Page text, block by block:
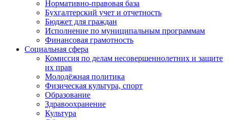
Нормативно-правовая база
Бухгалтерский учет и отчетность
Бюджет для граждан
Исполнение по муниципальным программам
Финансовая грамотность
Социальная сфера
Комиссия по делам несовершеннолетних и защите
их прав
Молодёжная политика
Физическая культура, спорт
Образование
Здравоохранение
Культура